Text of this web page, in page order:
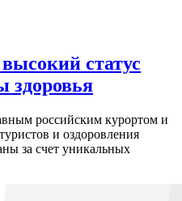
статус
здоровья
российским курортом и
и оздоровления
за счет уникальных